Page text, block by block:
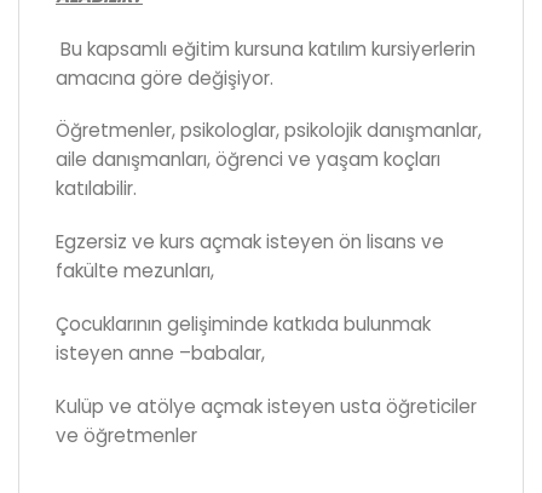
Bu kapsamlı eğitim kursuna katılım kursiyerlerin
amacına göre değişiyor.
Öğretmenler, psikologlar, psikolojik danışmanlar,
aile danışmanları, öğrenci ve yaşam koçları
katılabilir.
Egzersiz ve kurs açmak isteyen ön lisans ve
fakülte mezunları,
Çocuklarının gelişiminde katkıda bulunmak
isteyen anne –babalar,
Kulüp ve atölye açmak isteyen usta öğreticiler
ve öğretmenler